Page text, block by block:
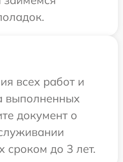
всех работ и
выполненных
документ о
сроком до 3 лет.